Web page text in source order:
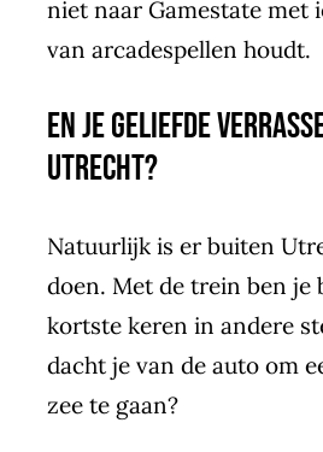
niet naar Gamestatemet
van arcadespellen houdt.
En je geliefde
Utrecht?
Natuurlijk is er buiten
doen. Met de trein ben je
kortste keren in andere
dacht je van de auto om
zee te gaan?